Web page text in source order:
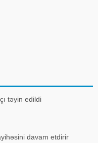
təyin edildi
davam etdirir